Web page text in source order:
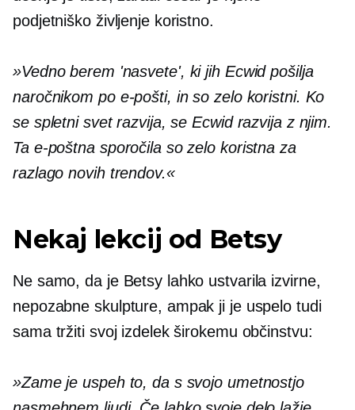
podjetniško življenje koristno.
»Vedno berem 'nasvete', ki jih Ecwid pošilja
naročnikom po e-pošti, in so zelo koristni. Ko
se spletni svet razvija, se Ecwid razvija z njim.
Ta e-poštna sporočila so zelo koristna za
razlago novih trendov.«
Nekaj ​​lekcij od Betsy
Ne samo, da je Betsy lahko ustvarila izvirne,
nepozabne skulpture, ampak ji je uspelo tudi
sama tržiti svoj izdelek širokemu občinstvu:
»Zame je uspeh to, da s svojo umetnostjo